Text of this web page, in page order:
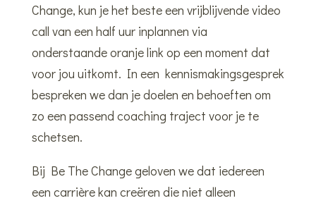
Change, kun je het beste een vrijblijvende video
call van een half uur inplannen via
onderstaande oranje link op een moment dat
voor jou uitkomt. In een kennismakingsgesprek
bespreken we dan je doelen en behoeften om
zo een passend coaching traject voor je te
schetsen.
Bij Be The Change geloven we dat iedereen
een carrière kan creëren die niet alleen